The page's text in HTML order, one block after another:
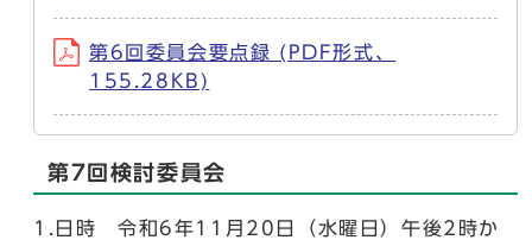
第6回委員会要点録 (PDF形式、
155.28KB)
第7回検討委員会
1.日時 令和6年11月20日（水曜日）午後2時か